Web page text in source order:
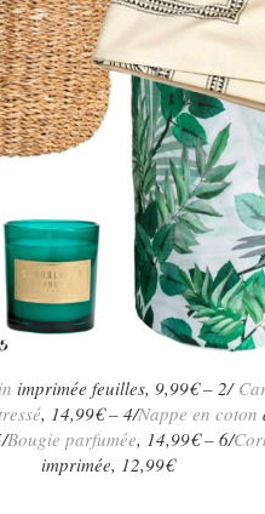
imprimée feuilles, 9,99€ – 2/
, 14,99€ – 4/Nappe en coton
Bougie parfumée, 14,99€ – 6/
imprimée, 12,99€